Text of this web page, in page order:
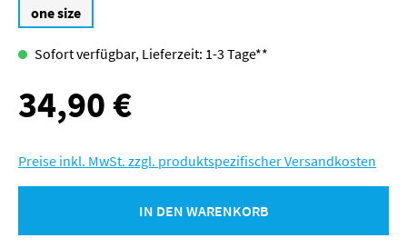
one size
Sofort verfügbar, Lieferzeit: 1-3 Tage**
Regulärer Preis:
34,90 €
Preise inkl. MwSt. zzgl. produktspezifischer Versandkosten
IN DEN WARENKORB